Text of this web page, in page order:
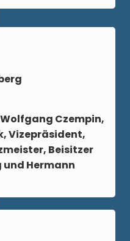
Czempin,
Vizepräsident,
Beisitzer
und Hermann